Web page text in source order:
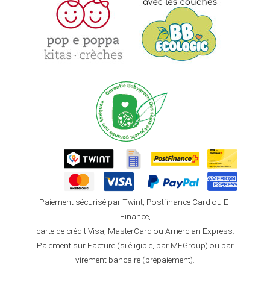
Paiement sécurisé par Twint, Postfinance Card ou E-
Finance,
carte de crédit Visa, MasterCard ou Amercian Express.
Paiement sur Facture (si éligible, par MFGroup) ou par
virement bancaire (prépaiement).